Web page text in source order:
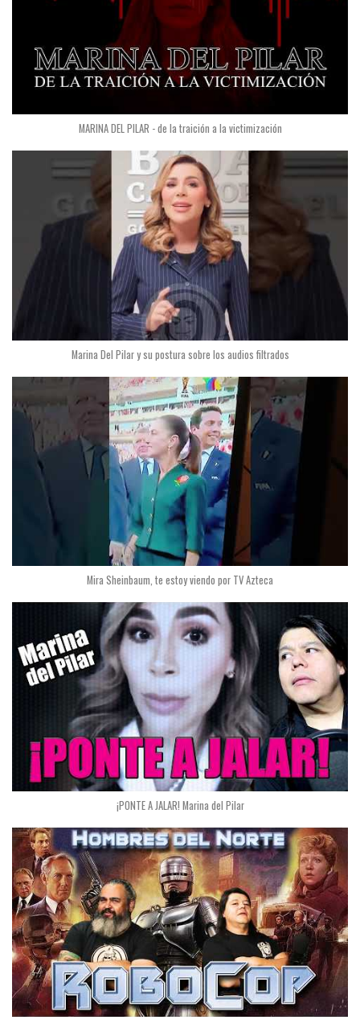
MARINA DEL PILAR - de la traición a la victimización
Marina Del Pilar y su postura sobre los audios filtrados
Mira Sheinbaum, te estoy viendo por TV Azteca
¡PONTE A JALAR! Marina del Pilar